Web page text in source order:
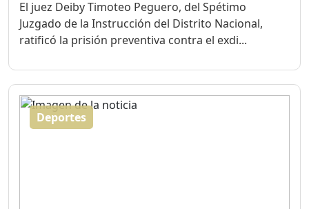
El juez Deiby Timoteo Peguero, del Spétimo
Juzgado de la Instrucción del Distrito Nacional,
ratificó la prisión preventiva contra el exdi...
Deportes